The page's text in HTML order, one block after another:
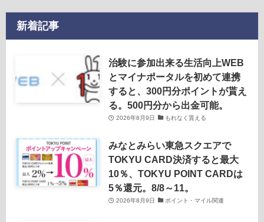
新着記事
治験に参加出来る生活向上WEB
とマイナポータルを初めて連携
すると、300円分ポイントが貰え
る。500円分から出金可能。
2026年8月9日 もれなく貰える
みなとみらい東急スクエアで
TOKYU CARD決済すると最大
10％、TOKYU POINT CARDは
5％還元。8/8～11。
2026年8月9日 ポイント・マイル関連